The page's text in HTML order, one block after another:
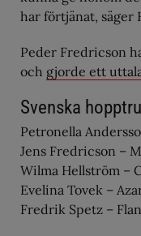
har förtjänat, säger
Peder Fredricson
och gjorde ett
Svenska
Petronella
Jens Fredricson –
Wilma Hellström –
Evelina Tovek –
Fredrik Spetz –